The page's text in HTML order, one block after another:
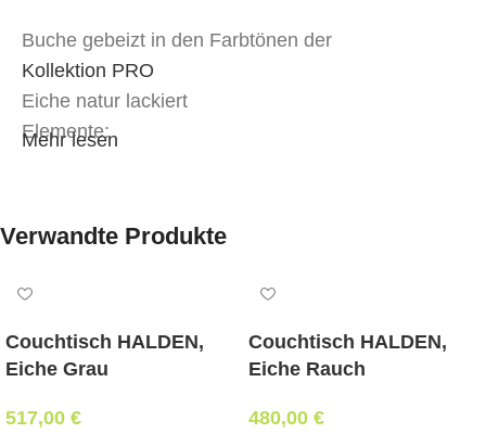
Buche gebeizt in den Farbtönen der
Kollektion PRO
Eiche natur lackiert
Elemente:
Bezug:
Stoff oder Kunstleder in Objektqualität der
Kategorie ABI-1
oder MER-1
Stoff oder Kunstleder in Objektqualität der
Mehr lesen
Verwandte Produkte
Couchtisch HALDEN,
Eiche Grau
517,00 €
Couchtisch HALDEN,
Eiche Rauch
480,00 €